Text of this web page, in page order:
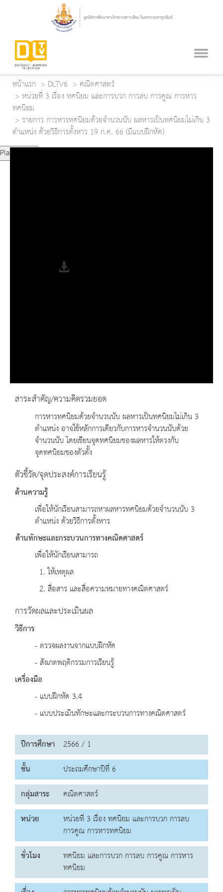
หน้าแรก DLTV6
คณิตศาสตร์
หน่วยที่ 3 เรื่อง ทศนิยม และการบวก การลบ การคูณ การหาร
ทศนิยม
รายการ การหารทศนิยมด้วยจำนวนนับ ผลหารเป็นทศนิยมไม่เกิน 3
ตำแหน่ง ด้วยวิธีการตั้งหาร 19 ก.ค. 66 (มีแบบฝึกหัด)
Play Video
สาระสำคัญ/ความคิดรวมยอด
การหารทศนิยมด้วยจำนวนนับ ผลหารเป็นทศนิยมไม่เกิน 3
ตำแหน่ง อาจใช้หลักการเดียวกับการหารจำนวนนับด้วย
จำนวนนับ โดยเขียนจุดทศนิยมของผลหารให้ตรงกับ
จุดทศนิยมของตัวตั้ง
ตัวชี้วัด/จุดประสงค์การเรียนรู้
ด้านความรู้
เพื่อให้นักเรียนสามารถหาผลหารทศนิยมด้วยจำนวนนับ 3
ตำแหน่ง ด้วยวิธีการตั้งหาร
ด้านทักษะและกระบวนการทางคณิตศาสตร์
เพื่อให้นักเรียนสามารถ
1. ให้เหตุผล
2. สื่อสาร และสื่อความหมายทางคณิตศาสตร์
การวัดผลและประเมินผล
วิธีการ
- ตรวจผลงานจากแบบฝึกหัด
- สังเกตพฤติกรรมการเรียนรู้
เครื่องมือ
- แบบฝึกหัด 3.4
- แบบประเมินทักษะและกระบวนการทางคณิตศาสตร์
ปีการศึกษา 2566 / 1
ชั้น
ประถมศึกษาปีที่ 6
กลุ่มสาระ
คณิตศาสตร์
หน่วย
หน่วยที่ 3 เรื่อง ทศนิยม และการบวก การลบ
การคูณ การหารทศนิยม
ชั่วโมง
ทศนิยม และการบวก การลบ การคูณ การหาร
ทศนิยม